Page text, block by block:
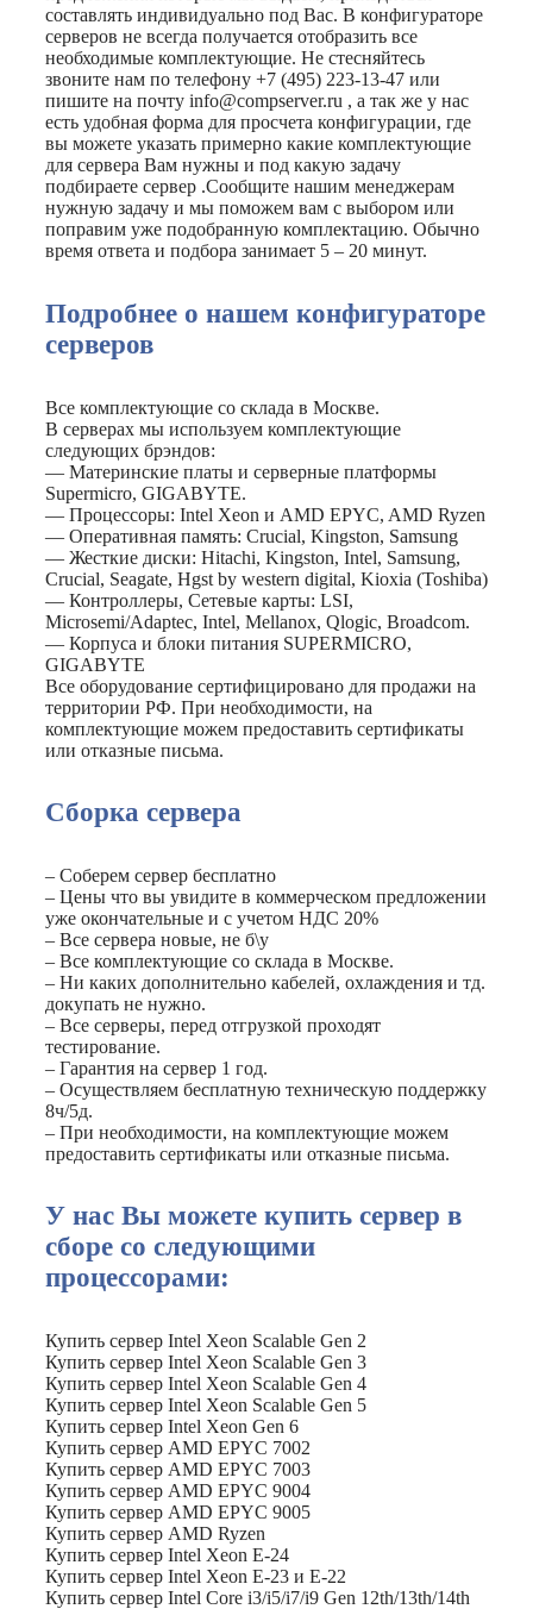
составлять индивидуально под Вас. В конфигураторе
серверов не всегда получается отобразить все
необходимые комплектующие. Не стесняйтесь
звоните нам по телефону +7 (495) 223-13-47 или
пишите на почту info@compserver.ru , а так же у нас
есть удобная форма для просчета конфигурации, где
вы можете указать примерно какие комплектующие
для сервера Вам нужны и под какую задачу
подбираете сервер .Сообщите нашим менеджерам
нужную задачу и мы поможем вам с выбором или
поправим уже подобранную комплектацию. Обычно
время ответа и подбора занимает 5 – 20 минут.
Подробнее о нашем конфигураторе
серверов
Все комплектующие со склада в Москве.
В серверах мы используем комплектующие
следующих брэндов:
— Материнские платы и серверные платформы
Supermicro, GIGABYTE.
— Процессоры: Intel Xeon и AMD EPYC, AMD Ryzen
— Оперативная память: Crucial, Kingston, Samsung
— Жесткие диски: Hitachi, Kingston, Intel, Samsung,
Crucial, Seagate, Hgst by western digital, Kioxia (Toshiba)
— Контроллеры, Сетевые карты: LSI,
Microsemi/Adaptec, Intel, Mellanox, Qlogic, Broadcom.
— Корпуса и блоки питания SUPERMICRO,
GIGABYTE
Все оборудование сертифицировано для продажи на
территории РФ. При необходимости, на
комплектующие можем предоставить сертификаты
или отказные письма.
Сборка сервера
– Соберем сервер бесплатно
– Цены что вы увидите в коммерческом предложении
уже окончательные и с учетом НДС 20%
– Все сервера новые, не б\у
– Все комплектующие со склада в Москве.
– Ни каких дополнительно кабелей, охлаждения и тд.
докупать не нужно.
– Все серверы, перед отгрузкой проходят
тестирование.
– Гарантия на сервер 1 год.
– Осуществляем бесплатную техническую поддержку
8ч/5д.
– При необходимости, на комплектующие можем
предоставить сертификаты или отказные письма.
У нас Вы можете купить сервер в
сборе со следующими
процессорами:
Купить сервер Intel Xeon Scalable Gen 2
Купить сервер Intel Xeon Scalable Gen 3
Купить сервер Intel Xeon Scalable Gen 4
Купить сервер Intel Xeon Scalable Gen 5
Купить сервер Intel Xeon Gen 6
Купить сервер AMD EPYC 7002
Купить сервер AMD EPYC 7003
Купить сервер AMD EPYC 9004
Купить сервер AMD EPYC 9005
Купить сервер AMD Ryzen
Купить сервер Intel Xeon E-24
Купить сервер Intel Xeon E-23 и E-22
Купить сервер Intel Core i3/i5/i7/i9 Gen 12th/13th/14th